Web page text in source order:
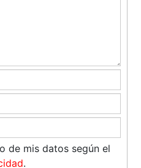
de mis datos según el
.